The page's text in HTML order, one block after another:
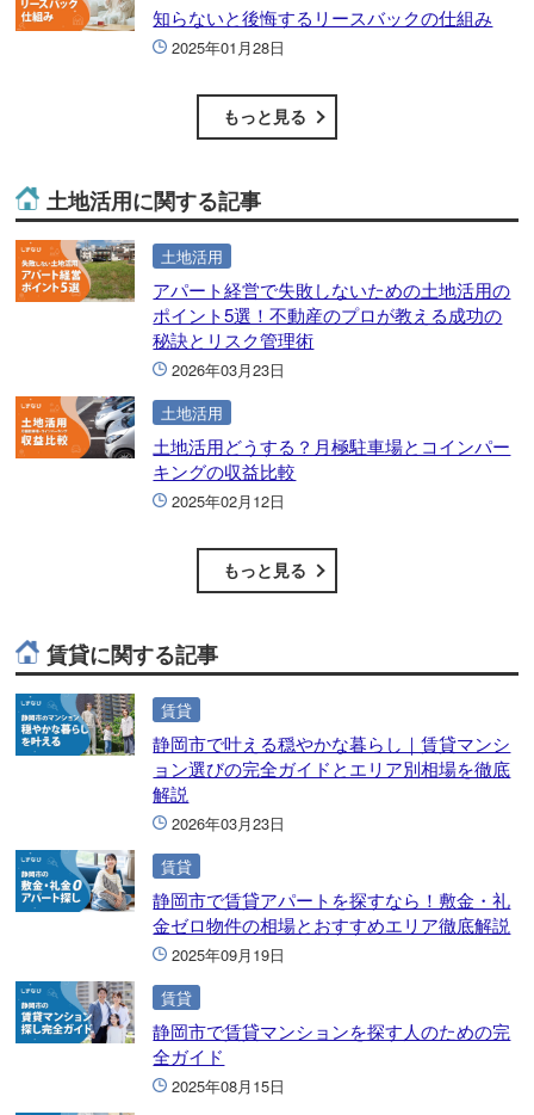
知らないと後悔するリースバックの仕組み
2025年01月28日
もっと見る
土地活用に関する記事
土地活用
アパート経営で失敗しないための土地活用の
ポイント5選！不動産のプロが教える成功の
秘訣とリスク管理術
2026年03月23日
土地活用
土地活用どうする？月極駐車場とコインパー
キングの収益比較
2025年02月12日
もっと見る
賃貸に関する記事
賃貸
静岡市で叶える穏やかな暮らし｜賃貸マンシ
ョン選びの完全ガイドとエリア別相場を徹底
解説
2026年03月23日
賃貸
静岡市で賃貸アパートを探すなら！敷金・礼
金ゼロ物件の相場とおすすめエリア徹底解説
2025年09月19日
賃貸
静岡市で賃貸マンションを探す人のための完
全ガイド
2025年08月15日